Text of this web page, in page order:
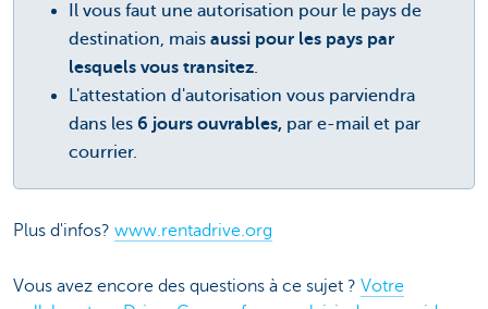
Il vous faut une autorisation pour le pays de
destination, mais aussi pour les pays par
lesquels vous transitez.
L'attestation d'autorisation vous parviendra
dans les 6 jours ouvrables, par e-mail et par
courrier.
Plus d'infos? www.rentadrive.org
Vous avez encore des questions à ce sujet ? Votre